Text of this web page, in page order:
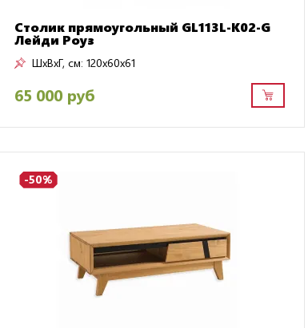
Столик прямоугольный GL113L-K02-G
Лейди Роуз
ШxВxГ, см: 120x60x61
65 000 руб
-50%